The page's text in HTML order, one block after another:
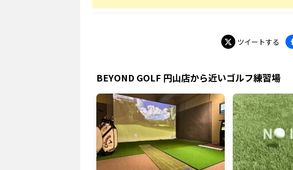
ツイートする
BEYOND GOLF 円山店から近いゴルフ練習場